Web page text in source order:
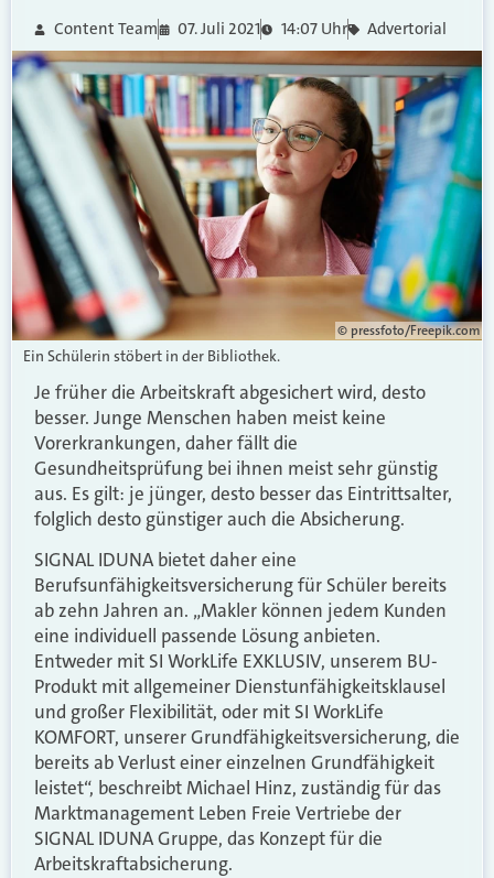
Content Team 07. Juli 2021 14:07 Uhr Advertorial
© pressfoto/Freepik.com
Ein Schülerin stöbert in der Bibliothek.
Je früher die Arbeitskraft abgesichert wird, desto
besser. Junge Menschen haben meist keine
Vorerkrankungen, daher fällt die
Gesundheitsprüfung bei ihnen meist sehr günstig
aus. Es gilt: je jünger, desto besser das Eintrittsalter,
folglich desto günstiger auch die Absicherung.
SIGNAL IDUNA bietet daher eine
Berufsunfähigkeitsversicherung für Schüler bereits
ab zehn Jahren an. „Makler können jedem Kunden
eine individuell passende Lösung anbieten.
Entweder mit SI WorkLife EXKLUSIV, unserem BU-
Produkt mit allgemeiner Dienstunfähigkeitsklausel
und großer Flexibilität, oder mit SI WorkLife
KOMFORT, unserer Grundfähigkeitsversicherung, die
bereits ab Verlust einer einzelnen Grundfähigkeit
leistet“, beschreibt Michael Hinz, zuständig für das
Marktmanagement Leben Freie Vertriebe der
SIGNAL IDUNA Gruppe, das Konzept für die
Arbeitskraftabsicherung.